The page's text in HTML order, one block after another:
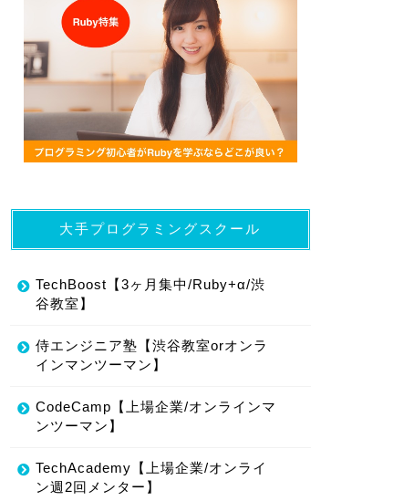
大手プログラミングスクール
TechBoost【3ヶ月集中/Ruby+α/渋
谷教室】
侍エンジニア塾【渋谷教室orオンラ
インマンツーマン】
CodeCamp【上場企業/オンラインマ
ンツーマン】
TechAcademy【上場企業/オンライ
ン週2回メンター】